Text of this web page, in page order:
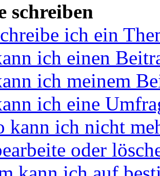
schreiben
ich ein
ich einen
ich meinem
ich eine
kann ich nicht
oder